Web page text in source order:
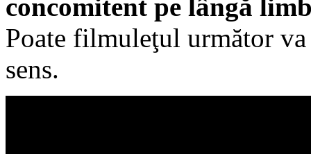
concomitent pe lângă
Poate filmuleţul următor
sens.